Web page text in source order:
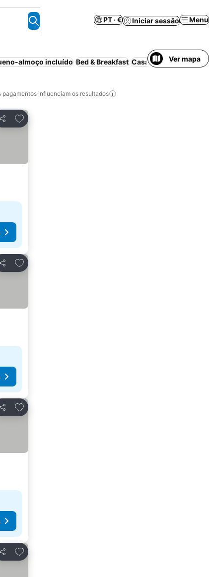
PT · € Iniciar sessão Menu
almoço incluído Bed & Breakfast Casa de hóspedes
Ver mapa
pagamentos influenciam os resultados
Partilhar
Adicionar aos favoritos
Partilhar
Adicionar aos favoritos
Partilhar
Adicionar aos favoritos
Partilhar
Adicionar aos favoritos